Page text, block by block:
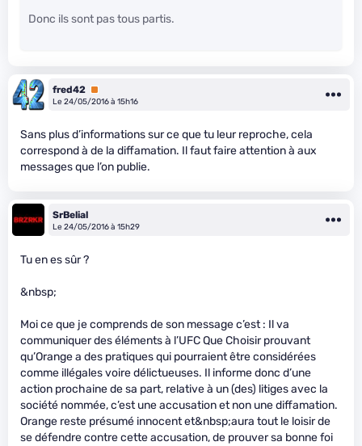
Donc ils sont pas tous partis.
fred42 Premium
Le 24/05/2016 à 15h16
Sans plus d’informations sur ce que tu leur reproche, cela
correspond à de la diffamation. Il faut faire attention à aux
messages que l’on publie.
SrBelial
Le 24/05/2016 à 15h29
Tu en es sûr ?
&nbsp;
Moi ce que je comprends de son message c’est : Il va
communiquer des éléments à l’UFC Que Choisir prouvant
qu’Orange a des pratiques qui pourraient être considérées
comme illégales voire délictueuses. Il informe donc d’une
action prochaine de sa part, relative à un (des) litiges avec la
société nommée, c’est une accusation et non une diffamation.
Orange reste présumé innocent et&nbsp;aura tout le loisir de
se défendre contre cette accusation, de prouver sa bonne foi